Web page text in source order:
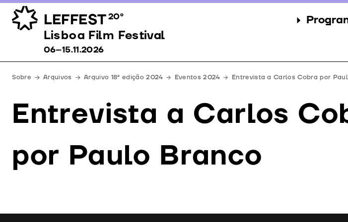
LEFFEST20º
Lisboa Film Festival 06–15.11.2026
Júri
Lisboa Film Festival
06–15.11.2026
Sobre Arquivos Arquivo 18ª edição 2024 Eventos 2024 Entrevista a Carlos Cobra por
Entrevista a Carlos
por Paulo Branco